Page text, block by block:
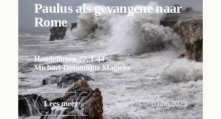
Paulus als gevangene naar
Rome
Handelingen 27, 1-44
Michael-Dominique Magielse
Lees meer 05.06.2025